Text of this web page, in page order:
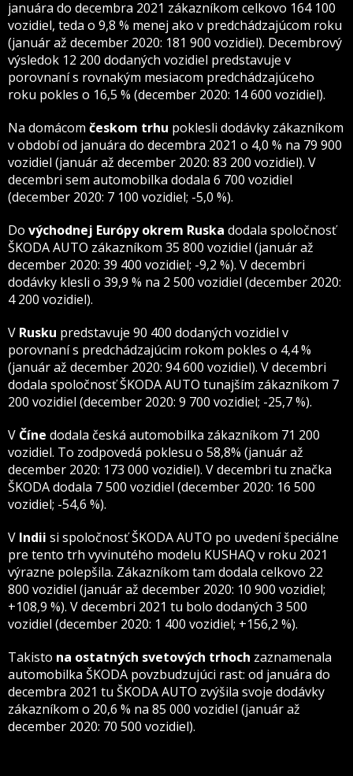
januára do decembra 2021 zákazníkom celkovo 164 100
vozidiel, teda o 9,8 % menej ako v predchádzajúcom roku
(január až december 2020: 181 900 vozidiel). Decembrový
výsledok 12 200 dodaných vozidiel predstavuje v
porovnaní s rovnakým mesiacom predchádzajúceho
roku pokles o 16,5 % (december 2020: 14 600 vozidiel).
Na domácom českom trhu poklesli dodávky zákazníkom
v období od januára do decembra 2021 o 4,0 % na 79 900
vozidiel (január až december 2020: 83 200 vozidiel). V
decembri sem automobilka dodala 6 700 vozidiel
(december 2020: 7 100 vozidiel; -5,0 %).
Do východnej Európy okrem Ruska dodala spoločnosť
ŠKODA AUTO zákazníkom 35 800 vozidiel (január až
december 2020: 39 400 vozidiel; -9,2 %). V decembri
dodávky klesli o 39,9 % na 2 500 vozidiel (december 2020:
4 200 vozidiel).
V Rusku predstavuje 90 400 dodaných vozidiel v
porovnaní s predchádzajúcim rokom pokles o 4,4 %
(január až december 2020: 94 600 vozidiel). V decembri
dodala spoločnosť ŠKODA AUTO tunajším zákazníkom 7
200 vozidiel (december 2020: 9 700 vozidiel; -25,7 %).
V Číne dodala česká automobilka zákazníkom 71 200
vozidiel. To zodpovedá poklesu o 58,8% (január až
december 2020: 173 000 vozidiel). V decembri tu značka
ŠKODA dodala 7 500 vozidiel (december 2020: 16 500
vozidiel; -54,6 %).
V Indii si spoločnosť ŠKODA AUTO po uvedení špeciálne
pre tento trh vyvinutého modelu KUSHAQ v roku 2021
výrazne polepšila. Zákazníkom tam dodala celkovo 22
800 vozidiel (január až december 2020: 10 900 vozidiel;
+108,9 %). V decembri 2021 tu bolo dodaných 3 500
vozidiel (december 2020: 1 400 vozidiel; +156,2 %).
Takisto na ostatných svetových trhoch zaznamenala
automobilka ŠKODA povzbudzujúci rast: od januára do
decembra 2021 tu ŠKODA AUTO zvýšila svoje dodávky
zákazníkom o 20,6 % na 85 000 vozidiel (január až
december 2020: 70 500 vozidiel).